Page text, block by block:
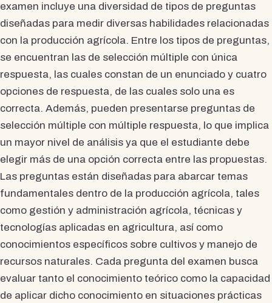
examen incluye una diversidad de tipos de preguntas
diseñadas para medir diversas habilidades relacionadas
con la producción agrícola. Entre los tipos de preguntas,
se encuentran las de selección múltiple con única
respuesta, las cuales constan de un enunciado y cuatro
opciones de respuesta, de las cuales solo una es
correcta. Además, pueden presentarse preguntas de
selección múltiple con múltiple respuesta, lo que implica
un mayor nivel de análisis ya que el estudiante debe
elegir más de una opción correcta entre las propuestas.
Las preguntas están diseñadas para abarcar temas
fundamentales dentro de la producción agrícola, tales
como gestión y administración agrícola, técnicas y
tecnologías aplicadas en agricultura, así como
conocimientos específicos sobre cultivos y manejo de
recursos naturales. Cada pregunta del examen busca
evaluar tanto el conocimiento teórico como la capacidad
de aplicar dicho conocimiento en situaciones prácticas